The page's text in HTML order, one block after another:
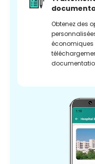
Obtenez des
économiques